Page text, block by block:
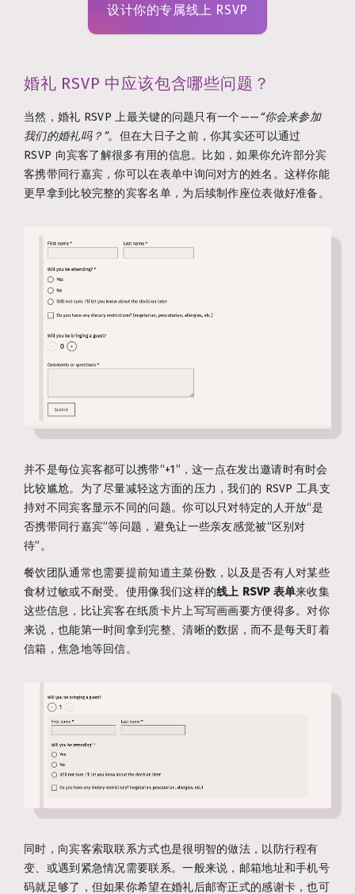
设计你的专属线上 RSVP
婚礼 RSVP 中应该包含哪些问题？
当然，婚礼 RSVP 上最关键的问题只有一个——“你会来参加
我们的婚礼吗？”。但在大日子之前，你其实还可以通过
RSVP 向宾客了解很多有用的信息。比如，如果你允许部分宾
客携带同行嘉宾，你可以在表单中询问对方的姓名。这样你能
更早拿到比较完整的宾客名单，为后续制作座位表做好准备。
并不是每位宾客都可以携带“+1”，这一点在发出邀请时有时会
比较尴尬。为了尽量减轻这方面的压力，我们的 RSVP 工具支
持对不同宾客显示不同的问题。你可以只对特定的人开放“是
否携带同行嘉宾”等问题，避免让一些亲友感觉被“区别对
待”。
餐饮团队通常也需要提前知道主菜份数，以及是否有人对某些
食材过敏或不耐受。使用像我们这样的线上 RSVP 表单来收集
这些信息，比让宾客在纸质卡片上写写画画要方便得多。对你
来说，也能第一时间拿到完整、清晰的数据，而不是每天盯着
信箱，焦急地等回信。
同时，向宾客索取联系方式也是很明智的做法，以防行程有
变、或遇到紧急情况需要联系。一般来说，邮箱地址和手机号
码就足够了，但如果你希望在婚礼后邮寄正式的感谢卡，也可